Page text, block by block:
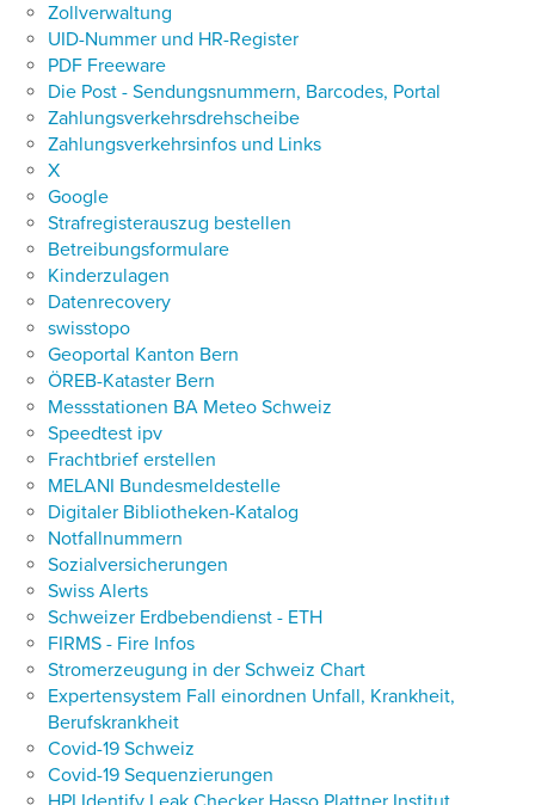
Zollverwaltung
UID-Nummer und HR-Register
PDF Freeware
Die Post - Sendungsnummern, Barcodes, Portal
Zahlungsverkehrsdrehscheibe
Zahlungsverkehrsinfos und Links
X
Google
Strafregisterauszug bestellen
Betreibungsformulare
Kinderzulagen
Datenrecovery
swisstopo
Geoportal Kanton Bern
ÖREB-Kataster Bern
Messstationen BA Meteo Schweiz
Speedtest ipv
Frachtbrief erstellen
MELANI Bundesmeldestelle
Digitaler Bibliotheken-Katalog
Notfallnummern
Sozialversicherungen
Swiss Alerts
Schweizer Erdbebendienst - ETH
FIRMS - Fire Infos
Stromerzeugung in der Schweiz Chart
Expertensystem Fall einordnen Unfall, Krankheit,
Berufskrankheit
Covid-19 Schweiz
Covid-19 Sequenzierungen